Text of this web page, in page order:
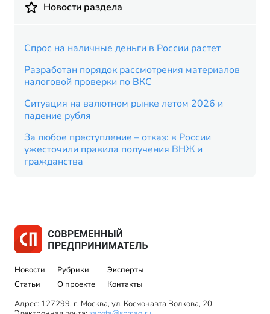
Новости раздела
Спрос на наличные деньги в России растет
Разработан порядок рассмотрения материалов
налоговой проверки по ВКС
Ситуация на валютном рынке летом 2026 и
падение рубля
За любое преступление – отказ: в России
ужесточили правила получения ВНЖ и
гражданства
Новости
Статьи
Рубрики
О проекте
Эксперты
Контакты
Адрес: 127299, г. Москва, ул. Космонавта Волкова, 20